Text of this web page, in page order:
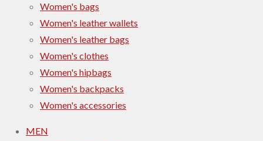
Women's bags
Women's leather wallets
Women's leather bags
Women's clothes
Women's hipbags
Women's backpacks
Women's accessories
MEN